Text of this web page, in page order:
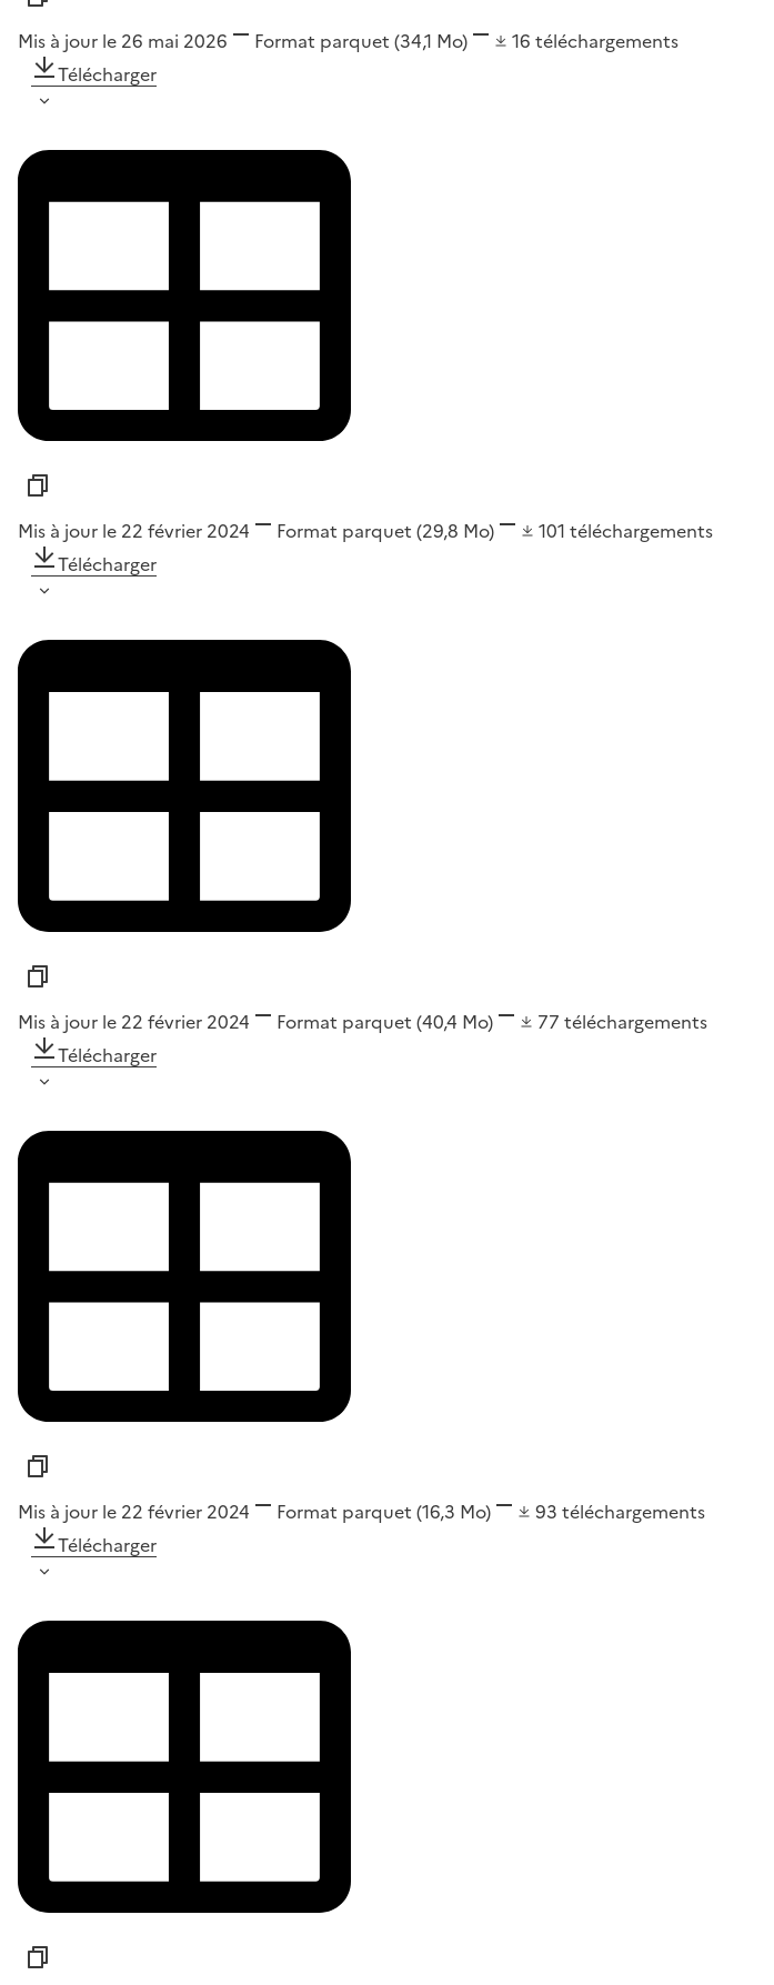
Mis à jour le 26 mai 2026 Format parquet (34,1 Mo) 16 téléchargements
Télécharger
Mis à jour le 22 février 2024 Format parquet (29,8 Mo) 101 téléchargements
Télécharger
Mis à jour le 22 février 2024 Format parquet (40,4 Mo) 77 téléchargements
Télécharger
Mis à jour le 22 février 2024 Format parquet (16,3 Mo) 93 téléchargements
Télécharger